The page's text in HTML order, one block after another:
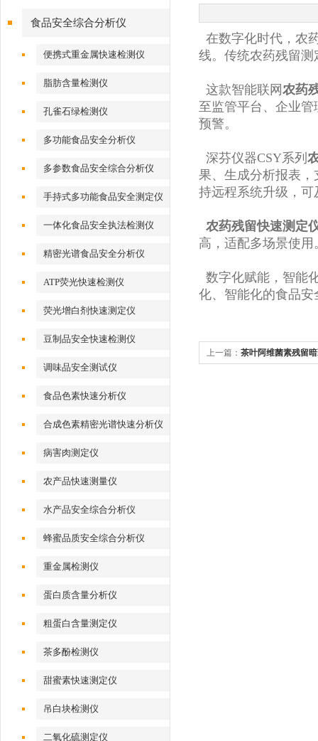
食品安全综合分析仪
便携式重金属快速检测仪
脂肪含量检测仪
孔雀石绿检测仪
多功能食品安全分析仪
多参数食品安全综合分析仪
手持式多功能食品安全测定仪
一体化食品安全执法检测仪
精密光谱食品安全分析仪
ATP荧光快速检测仪
荧光增白剂快速测定仪
豆制品安全快速检测仪
调味品安全测试仪
食品色素快速分析仪
合成色素精密光谱快速分析仪
病害肉测定仪
农产品快速测量仪
水产品安全综合分析仪
蜂蜜品质安全综合分析仪
重金属检测仪
蛋白质含量分析仪
粗蛋白含量测定仪
茶多酚检测仪
甜蜜素快速测定仪
吊白块检测仪
二氧化硫测定仪
在数字化时代，农
线。传统农药残留
这款智能联网 农药
至监管平台、企业
预警。
深芬仪器CSY系列
果、生成分析报表
持远程系统升级，
农药残留快速测定
高，适配多场景使
数字化赋能，智能
化、智能化的食品安
上一篇： 茶叶阿维菌素残留